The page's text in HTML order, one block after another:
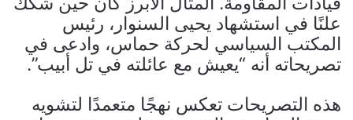
علنًا في استشهاد يحيى السنوار، رئيس
المكتب السياسي لحركة حماس، وادعى في
تصريحاته أنه “يعيش مع عائلته في تل أبيب”.
هذه التصريحات تعكس نهجًا متعمدًا لتشويه